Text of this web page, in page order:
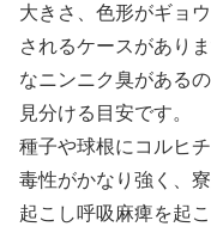
大きさ、色形がギョ
されるケースがあり
なニンニク臭がある
見分ける目安です。
種子や球根にコルヒ
毒性がかなり強く、
起こし呼吸麻痺を起